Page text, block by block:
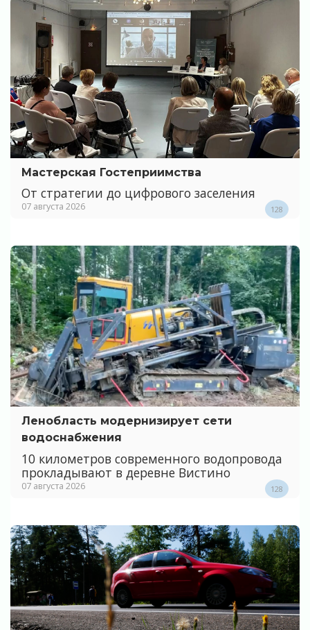
Мастерская Гостеприимства
От стратегии до цифрового заселения
07 августа 2026 128
Ленобласть модернизирует сети
водоснабжения
10 километров современного водопровода
прокладывают в деревне Вистино
07 августа 2026 128